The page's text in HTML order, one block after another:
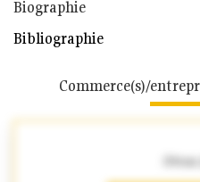
Biographie
Bibliographie
Commerce(s)/